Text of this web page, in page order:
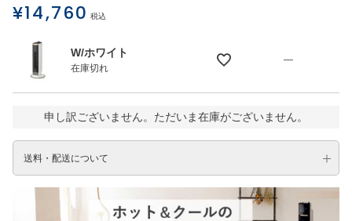
¥14,760 税込
W/ホワイト
在庫切れ
—
申し訳ございません。ただいま在庫がございません。
送料・配送について